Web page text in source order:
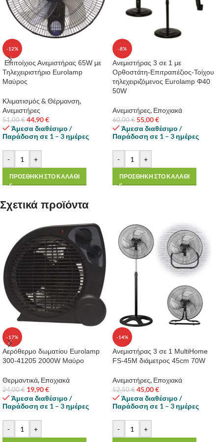
-12%
Επιτοίχιος Ανεμιστήρας 65W με
Τηλεχειριστήριο Eurolamp
Μαύρος
Κλιματισμός & Θέρμανση,
Ανεμιστήρες
51,00€ 44,90€
Άμεσα διαθέσιμο /
Παράδοση σε 1 – 3 ημέρες
- +
ΠΡΟΣΘΗΚΗ ΣΤΟ ΚΑΛΑΘΙ
-8%
Ανεμιστήρας 3 σε 1 με
Ορθοστάτη-Επιτραπέζιος-Τοίχου
τηλεχειριζόμενος Eurolamp Φ40
50W
Ανεμιστήρες, Εποχιακά
60,00€ 55,00€
Άμεσα διαθέσιμο /
Παράδοση σε 1 – 3 ημέρες
- +
ΠΡΟΣΘΗΚΗ ΣΤΟ ΚΑΛΑΘΙ
Σχετικά προϊόντα
-17%
Αερόθερμο δωματίου Eurolamp
300-41205 2000W Μαύρο
Θερμαντικά, Εποχιακά
24,00€ 19,90€
Άμεσα διαθέσιμο /
Παράδοση σε 1 – 3 ημέρες
- +
-14%
Ανεμιστήρας 3 σε 1 MultiHome
FS-45M διάμετρος 45cm 70W
Ανεμιστήρες, Εποχιακά
52,50€ 45,00€
Άμεσα διαθέσιμο /
Παράδοση σε 1 – 3 ημέρες
- +